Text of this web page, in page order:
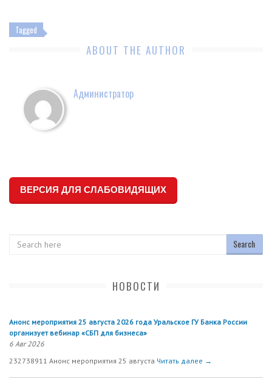
Tagged
ABOUT THE AUTHOR
Администратор
ВЕРСИЯ ДЛЯ СЛАБОВИДЯЩИХ
НОВОСТИ
Анонс мероприятия 25 августа 2026 года Уральское ГУ Банка России
организует вебинар «СБП для бизнеса»
6 Авг 2026
232738911 Анонс мероприятия 25 августа Читать далее →